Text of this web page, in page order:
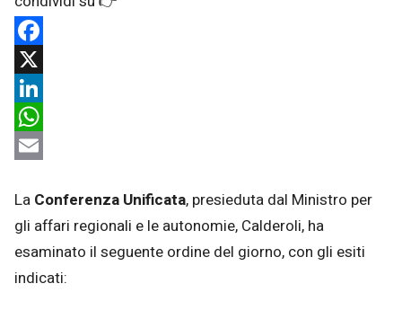
Facebook
X
LinkedIn
WhatsApp
La Conferenza Unificata, presieduta dal Ministro per
gli affari regionali e le autonomie, Calderoli, ha
esaminato il seguente ordine del giorno, con gli esiti
indicati: